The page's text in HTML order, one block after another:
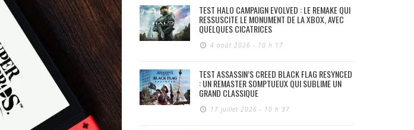
TEST HALO CAMPAIGN EVOLVED : LE REMAKE QUI
RESSUSCITE LE MONUMENT DE LA XBOX, AVEC
QUELQUES CICATRICES
4 août 2026 - 10 h 17
TEST ASSASSIN’S CREED BLACK FLAG RESYNCED
: UN REMASTER SOMPTUEUX QUI SUBLIME UN
GRAND CLASSIQUE
17 juillet 2026 - 10 h 37